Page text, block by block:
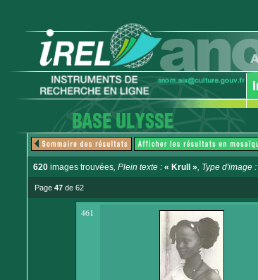
620 images trouvées, Plein texte : « Krull », Type d'image :
Page 47 de 62
461